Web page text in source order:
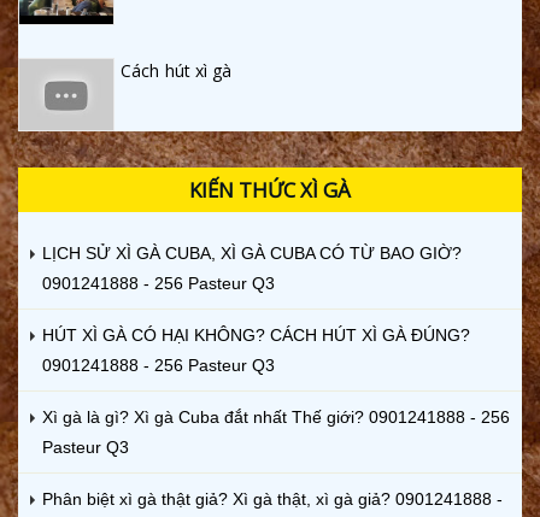
Cách hút xì gà
KIẾN THỨC XÌ GÀ
LỊCH SỬ XÌ GÀ CUBA, XÌ GÀ CUBA CÓ TỪ BAO GIỜ?
0901241888 - 256 Pasteur Q3
HÚT XÌ GÀ CÓ HẠI KHÔNG? CÁCH HÚT XÌ GÀ ĐÚNG?
0901241888 - 256 Pasteur Q3
Xì gà là gì? Xì gà Cuba đắt nhất Thế giới? 0901241888 - 256
Pasteur Q3
Phân biệt xì gà thật giả? Xì gà thật, xì gà giả? 0901241888 -